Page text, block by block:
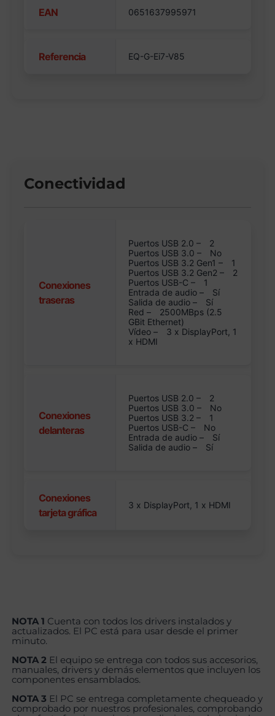
EAN 0651637995971
Referencia EQ-G-Ei7-V85
Conectividad
Conexiones
traseras
Puertos USB 2.0 –
2
Puertos USB 3.0 –
No
Puertos USB 3.2 Gen1 –
1
Puertos USB 3.2 Gen2 –
2
Puertos USB-C –
1
Entrada de audio –
Sí
Salida de audio –
Sí
Red –
2500MBps (2.5
GBit Ethernet)
Vídeo –
3 x DisplayPort, 1
x HDMI
Conexiones
delanteras
Puertos USB 2.0 –
2
Puertos USB 3.0 –
No
Puertos USB 3.2 –
1
Puertos USB-C –
No
Entrada de audio –
Sí
Salida de audio –
Sí
Conexiones
tarjeta gráfica
3 x DisplayPort, 1 x HDMI
NOTA 1 Cuenta con todos los drivers instalados y
actualizados. El PC está para usar desde el primer
minuto.
NOTA 2 El equipo se entrega con todos sus accesorios,
manuales, drivers y demás elementos que incluyen los
componentes ensamblados.
NOTA 3 El PC se entrega completamente chequeado y
comprobado por nuestros profesionales, comprobando